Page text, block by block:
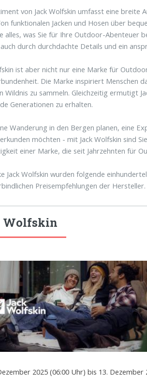
von Jack Wolfskin umfasst eine breite
funktionalen Jacken und Hosen über
alles, was Sie für Ihre Outdoor-Abenteuer
durch durchdachte Details und ein
ist aber nicht nur eine Marke für
Die Marke inspiriert Menschen
Wildnis zu sammeln. Gleichzeitig ermutigt
Generationen zu erhalten.
Wanderung in den Bergen planen, eine
möchten - mit Jack Wolfskin sind
einer Marke, die seit Jahrzehnten für
Jack Wolfskin wurden folgende
Preisempfehlungen der Hersteller.
Wolfskin
2025 (06:00 Uhr) bis 13. Dezember